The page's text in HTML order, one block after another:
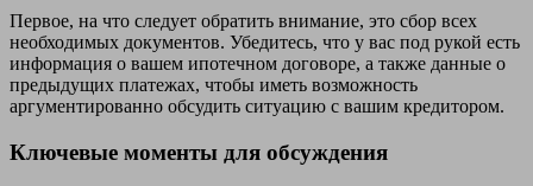
Первое, на что следует обратить внимание, это сбор всех
необходимых документов. Убедитесь, что у вас под рукой есть
информация о вашем ипотечном договоре, а также данные о
предыдущих платежах, чтобы иметь возможность
аргументированно обсудить ситуацию с вашим кредитором.
Ключевые моменты для обсуждения